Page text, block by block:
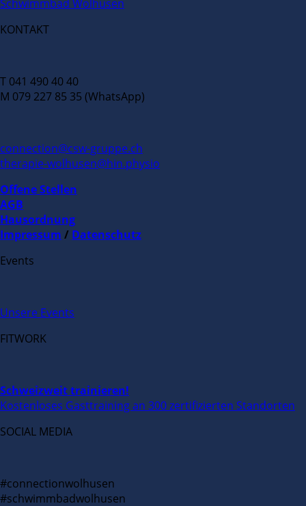
Schwimmbad Wolhusen
KONTAKT
T 041 490 40 40
M 079 227 85 35 (WhatsApp)
connection@csw-gruppe.ch
therapie-wolhusen@hin.physio
Offene Stellen
AGB
Hausordnung
Impressum / Datenschutz
Events
Unsere Events
FITWORK
Schweizweit trainieren!
Kostenloses Gasttraining an 300 zertifizierten Standorten
SOCIAL MEDIA
#connectionwolhusen
#schwimmbadwolhusen